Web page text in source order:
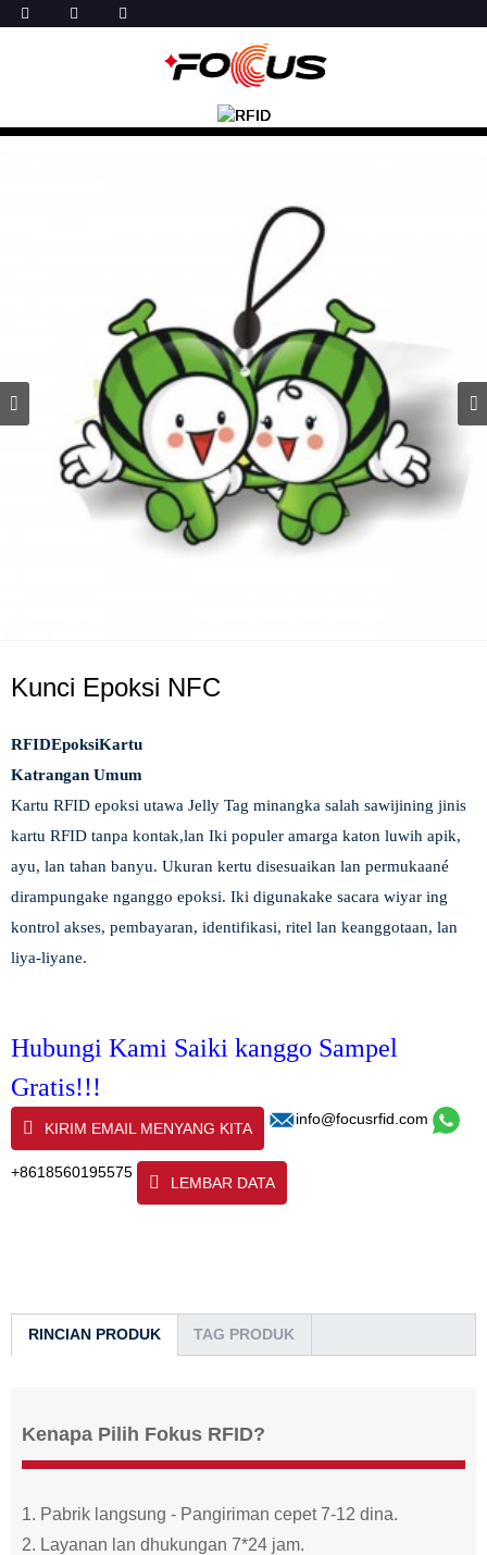
Kunci Epoksi NFC
RFIDEpoksiKartu
Katrangan Umum
Kartu RFID epoksi utawa Jelly Tag minangka salah sawijining jinis
kartu RFID tanpa kontak,lan Iki populer amarga katon luwih apik,
ayu, lan tahan banyu. Ukuran kertu disesuaikan lan permukaané
dirampungake nganggo epoksi. Iki digunakake sacara wiyar ing
kontrol akses, pembayaran, identifikasi, ritel lan keanggotaan, lan
liya-liyane.
Hubungi Kami Saiki kanggo Sampel
Gratis!!!
KIRIM EMAIL MENYANG KITA
info@focusrfid.com
+8618560195575
LEMBAR DATA
RINCIAN PRODUK TAG PRODUK
Kenapa Pilih Fokus RFID?
1. Pabrik langsung - Pangiriman cepet 7-12 dina.
2. Layanan lan dhukungan 7*24 jam.